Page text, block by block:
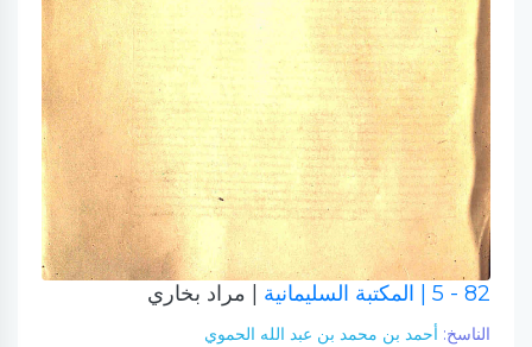
82 - 5 | المكتبة السليمانية | مراد بخاري
الناسخ: أحمد بن محمد بن عبد الله الحموي